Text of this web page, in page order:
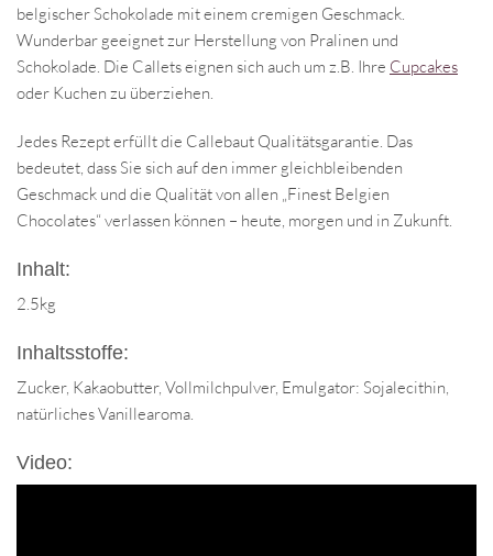
belgischer Schokolade mit einem cremigen Geschmack.
Wunderbar geeignet zur Herstellung von Pralinen und
Schokolade. Die Callets eignen sich auch um z.B. Ihre Cupcakes
oder Kuchen zu überziehen.
Jedes Rezept erfüllt die Callebaut Qualitätsgarantie. Das
bedeutet, dass Sie sich auf den immer gleichbleibenden
Geschmack und die Qualität von allen „Finest Belgien
Chocolates“ verlassen können – heute, morgen und in Zukunft.
Inhalt:
2.5kg
Inhaltsstoffe:
Zucker, Kakaobutter, Vollmilchpulver, Emulgator: Sojalecithin,
natürliches Vanillearoma.
Video: